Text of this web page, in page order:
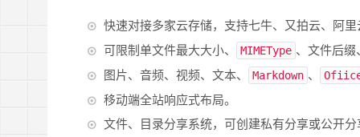
快速对接多家云存储，支持七牛、又拍云、阿里
可限制单文件最大大小、
MIMEType 、文件后
图片、音频、视频、文本、
Markdown 、
移动端全站响应式布局。
文件、目录分享系统，可创建私有分享或公开